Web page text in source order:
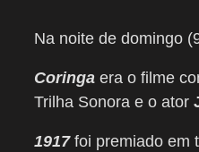
Na noite de domingo
Coringa era o filme
Trilha Sonora e o ator
1917foi premiado em